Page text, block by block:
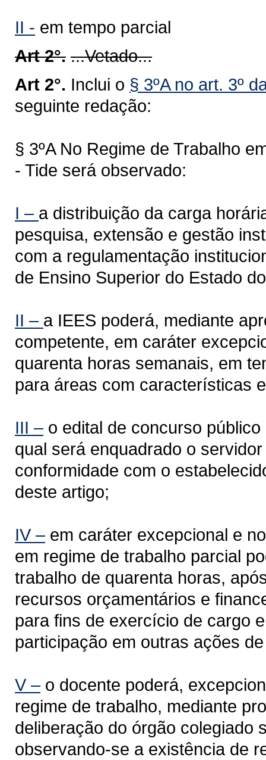
II - em tempo parcial
Art 2°. ...Vetado...
Art 2°. Inclui o § 3ºA no art. 3º
seguinte redação:
§ 3ºA No Regime de Trabalho
- Tide será observado:
I – a distribuição da carga
pesquisa, extensão e gestão
com a regulamentação
de Ensino Superior do Estado
II – a IEES poderá, mediante
competente, em caráter
quarenta horas semanais, em
para áreas com características
III –o edital de concurso
qual será enquadrado o
conformidade com o
deste artigo;
IV –em caráter excepcional e
em regime de trabalho parcial
trabalho de quarenta horas,
recursos orçamentários e
para fins de exercício de cargo
participação em outras ações
V –o docente poderá,
regime de trabalho, mediante
deliberação do órgão colegiado
observando-se a existência de